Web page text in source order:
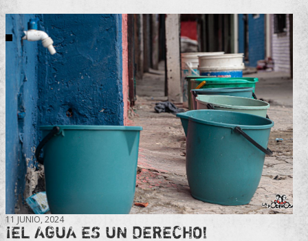
11 JUNIO, 2024
¡EL AGUA ES UN DERECHO!